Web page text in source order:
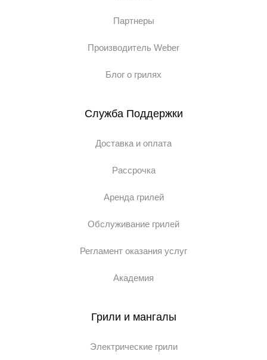
Партнеры
Производитель Weber
Блог о грилях
Служба Поддержки
Доставка и оплата
Рассрочка
Аренда грилей
Обслуживание грилей
Регламент оказания услуг
Академия
Грили и мангалы
Электрические грили